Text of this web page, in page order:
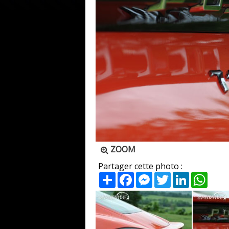
ZOOM
Partager cette photo :
PartagerFacebookMessenger
TwitterLinkedIn